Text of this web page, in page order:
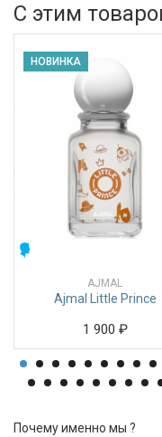
С этим
НОВИНКА
AJMAL
Ajmal Little Prince
1 900 ₽
Почему именно мы ?